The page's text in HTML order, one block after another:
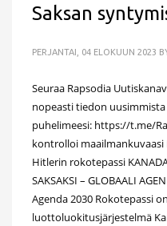
Saksan
PERJANTAI, 04 ELOKUUN 2023
Seuraa Rapsodia
nopeasti tiedon
puhelimeesi: https://t.me/
kontrolloi maailmankuvaasi
Hitlerin rokotepassi
SAKSAKSI – GLOBAALI
Agenda 2030 Rokotepassi
luottoluokitusjärjestelmä